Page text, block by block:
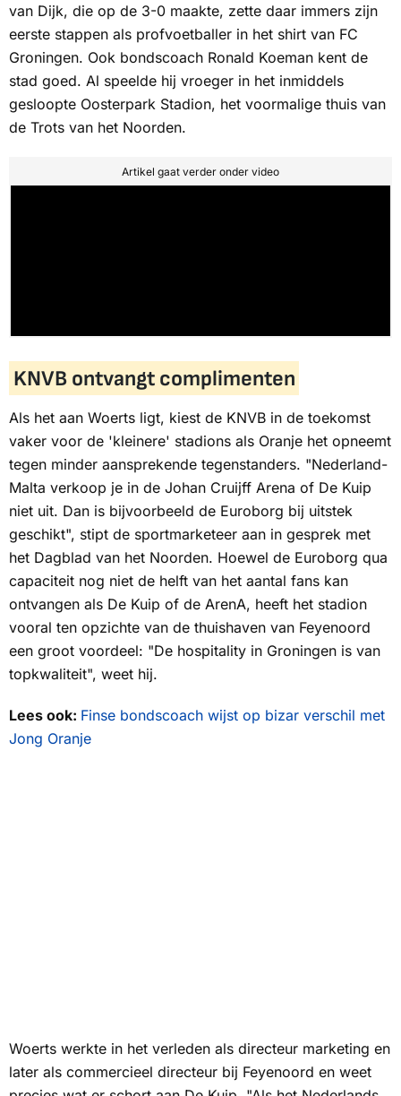
van Dijk, die op de 3-0 maakte, zette daar immers zijn
eerste stappen als profvoetballer in het shirt van FC
Groningen. Ook bondscoach Ronald Koeman kent de
stad goed. Al speelde hij vroeger in het inmiddels
gesloopte Oosterpark Stadion, het voormalige thuis van
de Trots van het Noorden.
Artikel gaat verder onder video
KNVB ontvangt complimenten
Als het aan Woerts ligt, kiest de KNVB in de toekomst
vaker voor de 'kleinere' stadions als Oranje het opneemt
tegen minder aansprekende tegenstanders. "Nederland-
Malta verkoop je in de Johan Cruijff Arena of De Kuip
niet uit. Dan is bijvoorbeeld de Euroborg bij uitstek
geschikt", stipt de sportmarketeer aan in gesprek met
het Dagblad van het Noorden. Hoewel de Euroborg qua
capaciteit nog niet de helft van het aantal fans kan
ontvangen als De Kuip of de ArenA, heeft het stadion
vooral ten opzichte van de thuishaven van Feyenoord
een groot voordeel: "De hospitality in Groningen is van
topkwaliteit", weet hij.
Lees ook: Finse bondscoach wijst op bizar verschil met
Jong Oranje
Woerts werkte in het verleden als directeur marketing en
later als commercieel directeur bij Feyenoord en weet